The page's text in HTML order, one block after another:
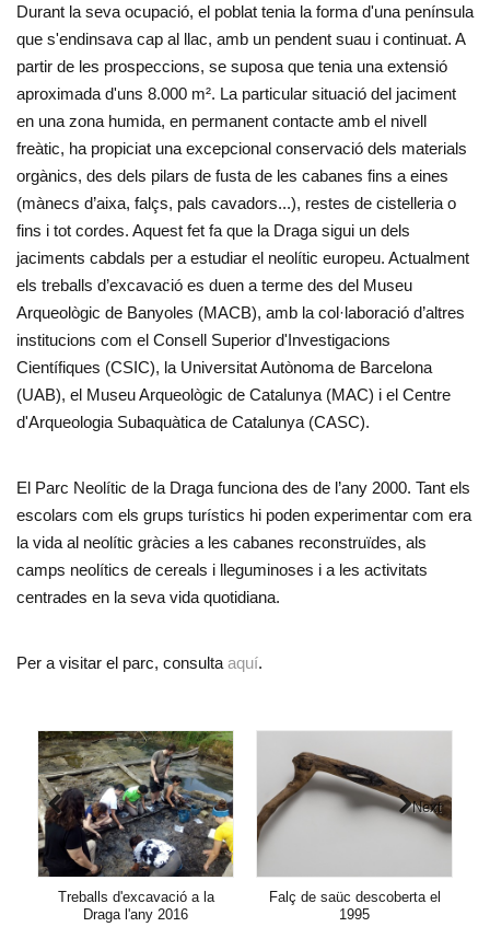
Durant la seva ocupació, el poblat tenia la forma d'una península
que s'endinsava cap al llac, amb un pendent suau i continuat. A
partir de les prospeccions, se suposa que tenia una extensió
aproximada d'uns 8.000 m². La particular situació del jaciment
en una zona humida, en permanent contacte amb el nivell
freàtic, ha propiciat una excepcional conservació dels materials
orgànics, des dels pilars de fusta de les cabanes fins a eines
(mànecs d’aixa, falçs, pals cavadors...), restes de cistelleria o
fins i tot cordes. Aquest fet fa que la Draga sigui un dels
jaciments cabdals per a estudiar el neolític europeu. Actualment
els treballs d’excavació es duen a terme des del Museu
Arqueològic de Banyoles (MACB), amb la col·laboració d’altres
institucions com el Consell Superior d'Investigacions
Científiques (CSIC), la Universitat Autònoma de Barcelona
(UAB), el Museu Arqueològic de Catalunya (MAC) i el Centre
d'Arqueologia Subaquàtica de Catalunya (CASC).
El Parc Neolític de la Draga funciona des de l’any 2000. Tant els
escolars com els grups turístics hi poden experimentar com era
la vida al neolític gràcies a les cabanes reconstruïdes, als
camps neolítics de cereals i lleguminoses i a les activitats
centrades en la seva vida quotidiana.
Per a visitar el parc, consulta aquí.
Treballs d'excavació a la
Draga l'any 2016
Falç de saüc descoberta el
1995
Previous
Next